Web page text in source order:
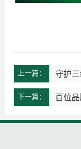
上一篇：
守护三
下一篇： 百位